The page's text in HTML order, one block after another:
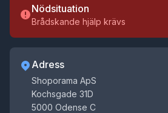
Nödsituation
Brådskande hjälp krävs
Adress
Shoporama ApS
Kochsgade 31D
5000 Odense C
Få tips för din webbshop
Få tips, nyheter och uppdateringar